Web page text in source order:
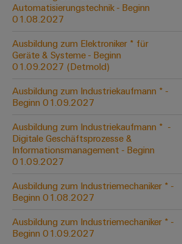
Verbindungslösungen
für
Konventionelle
Energieerzeugung
Zukunftssicherheit
für
bewährte
Maschinenbau
Lösungen
für
verschiedene
Segmente
der
und
Fabrikautomation
Systeme
Lösungen
Dezentrale
Automatisierung
Lösungen
IIoT
&
Automation
Software
Industrial
Elektronikgehäuse
Blitz-
und
Überspannungsschutz
PV
Feldbusverteiler
Automatisierung
&
Software
Technischer
Support
Umweltbezogene
Produktkonformität
Engineering
Daten
Technische
Produktkataloge
Reparatur
und
Ersatzteile
Trainings
Pressekontakt
Unsere
IIoT
and
Partner
Netzwerk
IIoT
Offene
Ausbildungs-
und
Studienplätze
Aktuelle
Termine
Workshops
für
Schulklassen
Automatisierungstechnik - Beginn
01.08.2027
Ausbildung zum Elektroniker * für
Geräte & Systeme - Beginn
01.09.2027 (Detmold)
Ausbildung zum Industriekaufmann * -
Beginn 01.09.2027
Ausbildung zum Industriekaufmann * ​ -
Digitale Geschäftsprozesse &
Informationsmanagement - Beginn
01.09.2027
Ausbildung zum Industriemechaniker * -
Beginn 01.08.2027
Ausbildung zum Industriemechaniker * -
Beginn 01.09.2027